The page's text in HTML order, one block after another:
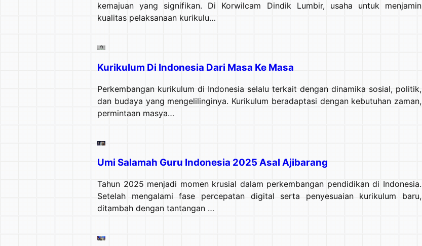
kemajuan yang signifikan. Di Korwilcam Dindik Lumbir, usaha untuk menjamin
kualitas pelaksanaan kurikulu…
Kurikulum Di Indonesia Dari Masa Ke Masa
Perkembangan kurikulum di Indonesia selalu terkait dengan dinamika sosial, politik,
dan budaya yang mengelilinginya. Kurikulum beradaptasi dengan kebutuhan zaman,
permintaan masya…
Umi Salamah Guru Indonesia 2025 Asal Ajibarang
Tahun 2025 menjadi momen krusial dalam perkembangan pendidikan di Indonesia.
Setelah mengalami fase percepatan digital serta penyesuaian kurikulum baru,
ditambah dengan tantangan …